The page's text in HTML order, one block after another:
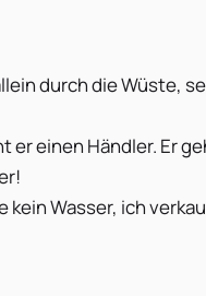
durch die Wüste,
er einen Händler. Er
kein Wasser, ich